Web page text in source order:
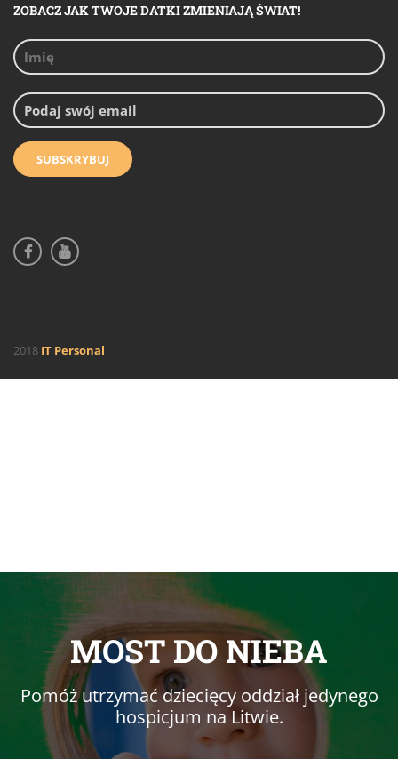
ZOBACZ JAK TWOJE DATKI ZMIENIAJĄ ŚWIAT!
2018 IT Personal
MOST DO NIEBA
Pomóż utrzymać dziecięcy oddział jedynego
hospicjum na Litwie.